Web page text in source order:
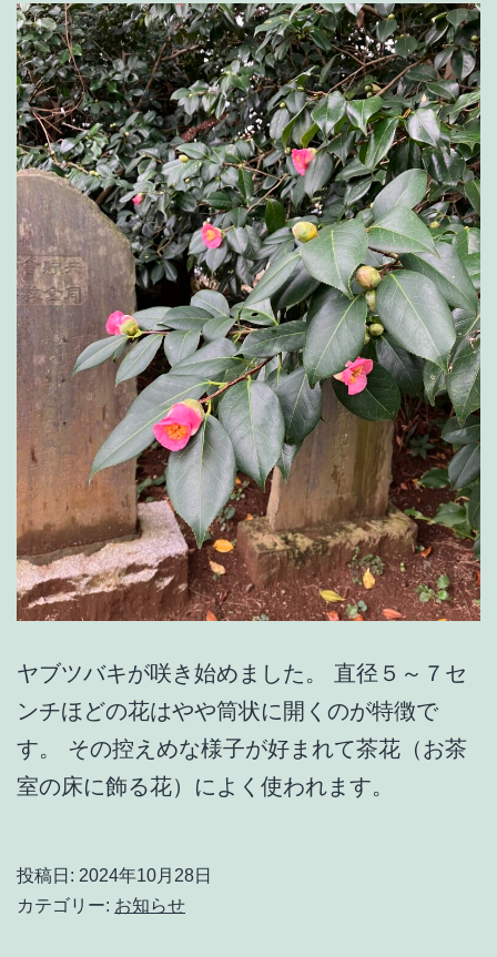
ヤブツバキが咲き始めました。 直径５～７セ
ンチほどの花はやや筒状に開くのが特徴で
す。 その控えめな様子が好まれて茶花（お茶
室の床に飾る花）によく使われます。
投稿日: 2024年10月28日
カテゴリー: お知らせ